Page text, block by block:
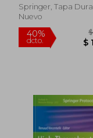
Springer, Tapa Dura,
Nuevo